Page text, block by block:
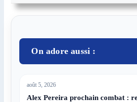
On adore aussi :
août 5, 2026
Alex Pereira prochain combat :